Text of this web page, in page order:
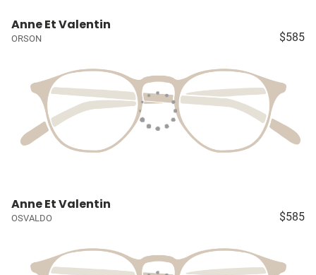
Anne Et Valentin
ORSON $585
Anne Et Valentin
OSVALDO $585